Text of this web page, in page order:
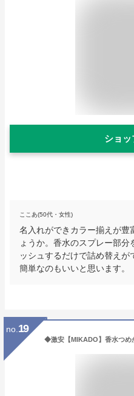
ショッ
ここあ(50代・女性)
名入れができカラー揃えが豊
ょうか。香水のスプレー部
ッシュするだけで詰め替えが
簡単なのもいいと思います。
no. 19